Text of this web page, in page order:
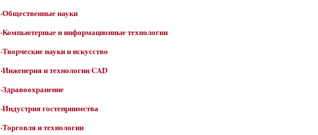
·Общественные науки
·Компьютерные и информационные технологии
·Творческие науки и искусство
·Инженерия и технологии CAD
·Здравоохранение
·Индустрия гостеприимства
·Торговля и технологии